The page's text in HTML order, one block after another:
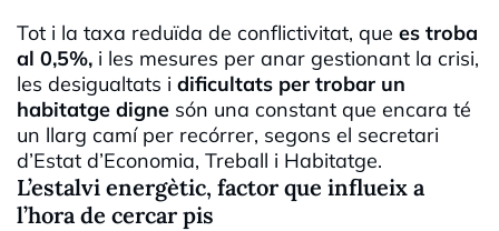
Tot i la taxa reduïda de conflictivitat, que es troba
al 0,5%, i les mesures per anar gestionant la crisi,
les desigualtats i dificultats per trobar un
habitatge digne són una constant que encara té
un llarg camí per recórrer, segons el secretari
d’Estat d’Economia, Treball i Habitatge.
L’estalvi energètic, factor que influeix a
l’hora de cercar pis